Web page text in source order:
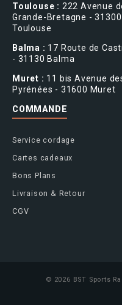
Toulouse : 222 Avenue
Grande-Bretagne - 31300
Toulouse
Balma : 17 Route de
- 31130 Balma
Muret : 11 bis Avenue
Pyrénées - 31600 Muret
COMMANDE
Service cordage
Cartes cadeaux
Bons Plans
Livraison & Retour
CGV
© 2026 BST Sports